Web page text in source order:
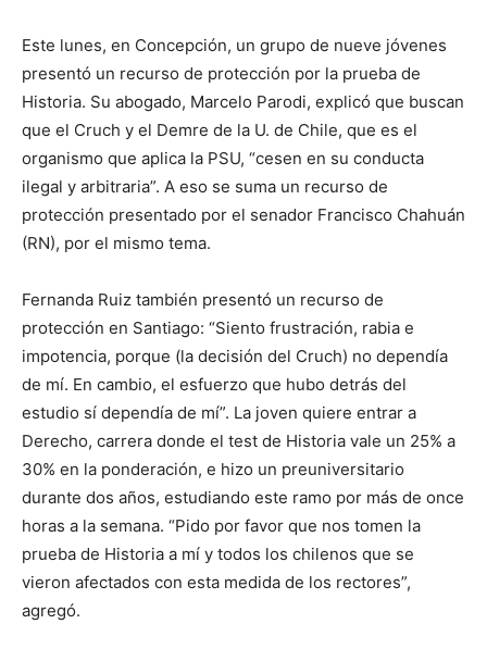
Este lunes, en Concepción, un grupo de nueve jóvenes
presentó un recurso de protección por la prueba de
Historia. Su abogado, Marcelo Parodi, explicó que buscan
que el Cruch y el Demre de la U. de Chile, que es el
organismo que aplica la PSU, “cesen en su conducta
ilegal y arbitraria”. A eso se suma un recurso de
protección presentado por el senador Francisco Chahuán
(RN), por el mismo tema.
Fernanda Ruiz también presentó un recurso de
protección en Santiago: “Siento frustración, rabia e
impotencia, porque (la decisión del Cruch) no dependía
de mí. En cambio, el esfuerzo que hubo detrás del
estudio sí dependía de mí”. La joven quiere entrar a
Derecho, carrera donde el test de Historia vale un 25% a
30% en la ponderación, e hizo un preuniversitario
durante dos años, estudiando este ramo por más de once
horas a la semana. “Pido por favor que nos tomen la
prueba de Historia a mí y todos los chilenos que se
vieron afectados con esta medida de los rectores”,
agregó.